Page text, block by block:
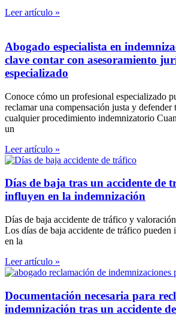
Leer artículo »
Abogado especialista en
clave contar con asesoramiento
especializado
Conoce cómo un profesional especializado
reclamar una compensación justa y defender
cualquier procedimiento indemnizatorio
un
Leer artículo »
Días de baja tras un accidente de
influyen en la indemnización
Días de baja accidente de tráfico y
Los días de baja accidente de tráfico
en la
Leer artículo »
Documentación necesaria para
indemnización tras un accidente